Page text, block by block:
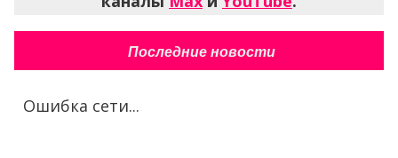
Последние новости
Ошибка сети...